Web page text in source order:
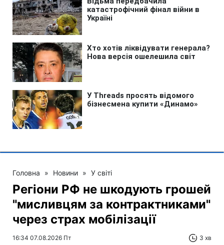
Головна » Новини » У світі
Регіони РФ не шкодують грошей
"мисливцям за контрактниками"
через страх мобілізації
16:34 07.08.2026 Пт 3 хв